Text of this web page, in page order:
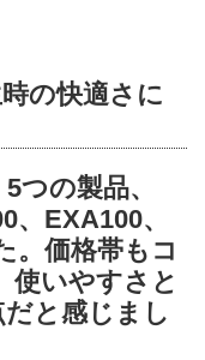
の快適さに
つの製品、
、EXA100、
。価格帯もコ
使いやすさと
と感じまし